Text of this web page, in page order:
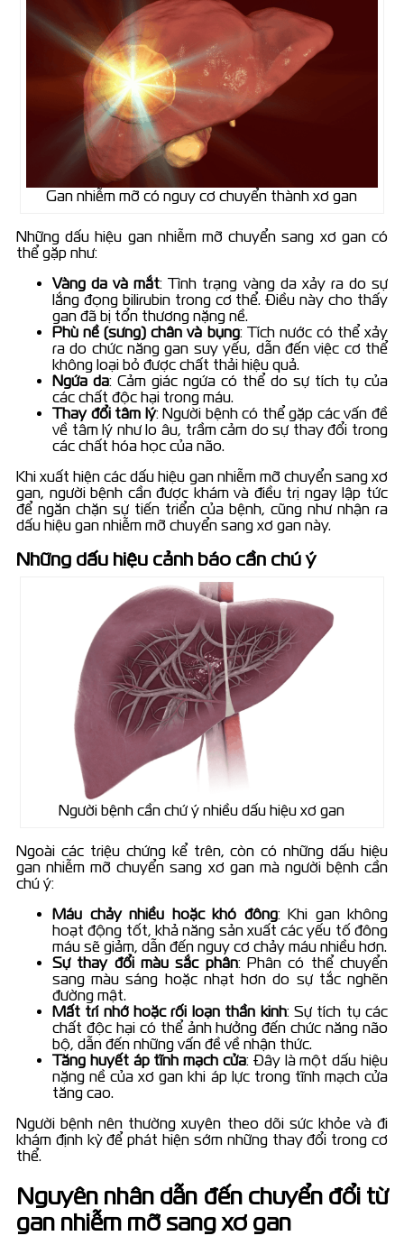
Gan nhiễm mỡ có nguy cơ chuyển thành xơ gan
Những dấu hiệu gan nhiễm mỡ chuyển sang xơ gan có
thể gặp như:
Vàng da và mắt: Tình trạng vàng da xảy ra do sự
lắng đọng bilirubin trong cơ thể. Điều này cho thấy
gan đã bị tổn thương nặng nề.
Phù nề (sưng) chân và bụng: Tích nước có thể xảy
ra do chức năng gan suy yếu, dẫn đến việc cơ thể
không loại bỏ được chất thải hiệu quả.
Ngứa da: Cảm giác ngứa có thể do sự tích tụ của
các chất độc hại trong máu.
Thay đổi tâm lý: Người bệnh có thể gặp các vấn đề
về tâm lý như lo âu, trầm cảm do sự thay đổi trong
các chất hóa học của não.
Khi xuất hiện các dấu hiệu gan nhiễm mỡ chuyển sang xơ
gan, người bệnh cần được khám và điều trị ngay lập tức
để ngăn chặn sự tiến triển của bệnh, cũng như nhận ra
dấu hiệu gan nhiễm mỡ chuyển sang xơ gan này.
Những dấu hiệu cảnh báo cần chú ý
Người bệnh cần chứ ý nhiều dấu hiệu xơ gan
Ngoài các triệu chứng kể trên, còn có những dấu hiệu
gan nhiễm mỡ chuyển sang xơ gan mà người bệnh cần
chú ý:
Máu chảy nhiều hoặc khó đông: Khi gan không
hoạt động tốt, khả năng sản xuất các yếu tố đông
máu sẽ giảm, dẫn đến nguy cơ chảy máu nhiều hơn.
Sự thay đổi màu sắc phân: Phân có thể chuyển
sang màu sáng hoặc nhạt hơn do sự tắc nghẽn
đường mật.
Mất trí nhớ hoặc rối loạn thần kinh: Sự tích tụ các
chất độc hại có thể ảnh hưởng đến chức năng não
bộ, dẫn đến những vấn đề về nhận thức.
Tăng huyết áp tĩnh mạch cửa: Đây là một dấu hiệu
nặng nề của xơ gan khi áp lực trong tĩnh mạch cửa
tăng cao.
Người bệnh nên thường xuyên theo dõi sức khỏe và đi
khám định kỳ để phát hiện sớm những thay đổi trong cơ
thể.
Nguyên nhân dẫn đến chuyển đổi từ
gan nhiễm mỡ sang xơ gan